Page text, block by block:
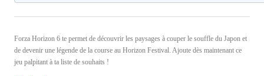
Forza Horizon 6 te permet de découvrir les paysages à couper le souffle du Japon et
de devenir une légende de la course au Horizon Festival. Ajoute dès maintenant ce
jeu palpitant à ta liste de souhaits !